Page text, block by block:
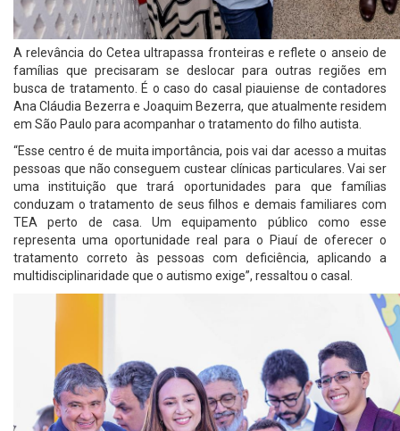
A relevância do Cetea ultrapassa fronteiras e reflete o anseio de
famílias que precisaram se deslocar para outras regiões em
busca de tratamento. É o caso do casal piauiense de contadores
Ana Cláudia Bezerra e Joaquim Bezerra, que atualmente residem
em São Paulo para acompanhar o tratamento do filho autista.
“Esse centro é de muita importância, pois vai dar acesso a muitas
pessoas que não conseguem custear clínicas particulares. Vai ser
uma instituição que trará oportunidades para que famílias
conduzam o tratamento de seus filhos e demais familiares com
TEA perto de casa. Um equipamento público como esse
representa uma oportunidade real para o Piauí de oferecer o
tratamento correto às pessoas com deficiência, aplicando a
multidisciplinaridade que o autismo exige”, ressaltou o casal.